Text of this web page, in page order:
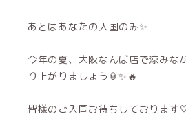
あとはあなたの入国のみ✨
今年の夏、大阪なんば店で涼みな
り上がりましょう🏮✨🔥
皆様のご入国お待ちしております